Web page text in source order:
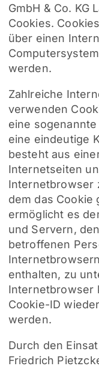
GmbH & Co. KG
Cookies.
über einen
werden.
Zahlreiche
verwenden
eine
eine eindeutige
besteht aus
Internetseiten
Internetbrowser
dem das Cookie
ermöglicht es
und Servern,
betroffenen
enthalten, zu
Internetbrowser
Cookie-ID
werden.
Durch den
Friedrich